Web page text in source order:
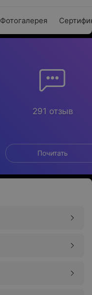
Фотогалерея
291 отзыв
Почитать